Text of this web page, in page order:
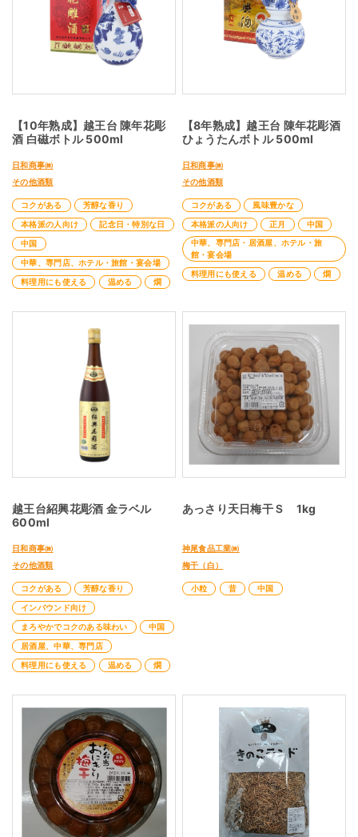
【10年熟成】越王台 陳年花彫
酒 白磁ボトル 500ml
日和商事㈱
その他酒類
コクがある
芳醇な香り
本格派の人向け
記念日・特別な日
中国
中華、専門店、ホテル・旅館・宴会場
料理用にも使える
温める 燗
【8年熟成】越王台 陳年花彫酒
ひょうたんボトル 500ml
日和商事㈱
その他酒類
コクがある
風味豊かな
本格派の人向け
正月
中国
中華、専門店・居酒屋、ホテル・旅
館・宴会場
料理用にも使える
温める 燗
越王台紹興花彫酒 金ラベル
600ml
日和商事㈱
その他酒類
コクがある
芳醇な香り
インバウンド向け
まろやかでコクのある味わい
中国
居酒屋、中華、専門店
料理用にも使える
温める 燗
あっさり天日梅干Ｓ 1kg
神尾食品工業㈱
梅干（白）
小粒 昔 中国